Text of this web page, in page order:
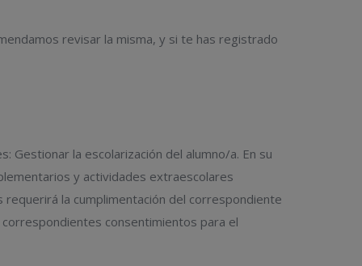
revisar la misma, y si te has registrado
Gestionar la escolarización del alumno/a. En su
y actividades extraescolares
la cumplimentación del correspondiente
consentimientos para el